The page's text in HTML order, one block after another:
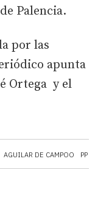
AGUILAR DE CAMPOO PP
Palencia.
por las
apunta
Ortega y el